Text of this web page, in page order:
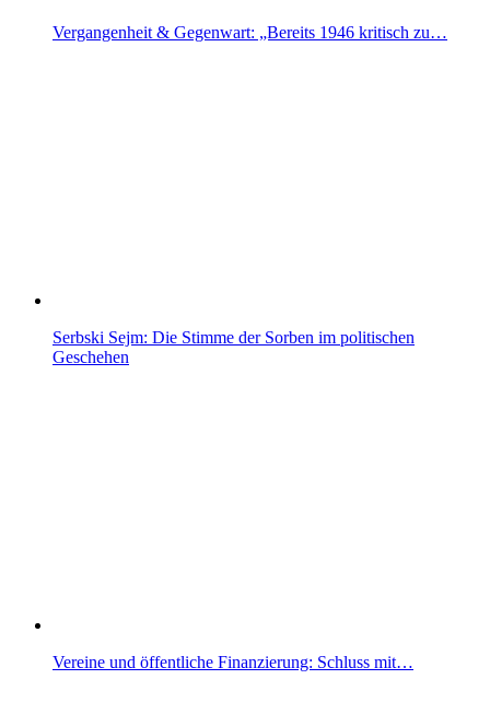
Vergangenheit & Gegenwart: „Bereits 1946 kritisch zu…
Serbski Sejm: Die Stimme der Sorben im politischen
Geschehen
Vereine und öffentliche Finanzierung: Schluss mit…